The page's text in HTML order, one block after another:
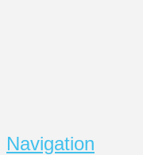
Navigation